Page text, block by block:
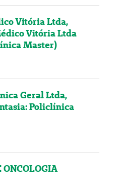
Vitória Ltda,
Vitória Ltda
Master)
Geral Ltda,
Policlínica
ONCOLOGIA